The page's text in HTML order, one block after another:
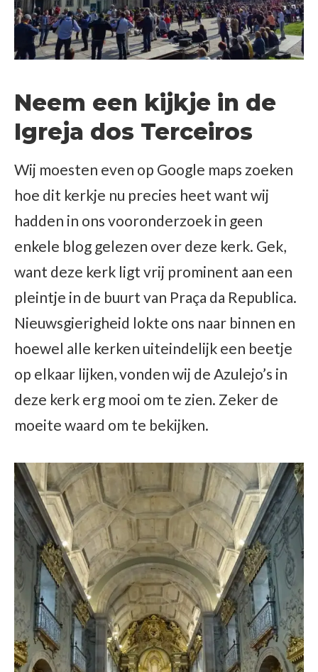
Neem een kijkje in de
Igreja dos Terceiros
Wij moesten even op Google maps zoeken
hoe dit kerkje nu precies heet want wij
hadden in ons vooronderzoek in geen
enkele blog gelezen over deze kerk. Gek,
want deze kerk ligt vrij prominent aan een
pleintje in de buurt van Praça da Republica.
Nieuwsgierigheid lokte ons naar binnen en
hoewel alle kerken uiteindelijk een beetje
op elkaar lijken, vonden wij de Azulejo’s in
deze kerk erg mooi om te zien. Zeker de
moeite waard om te bekijken.